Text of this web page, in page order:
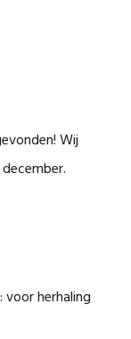
Wij
voor herhaling